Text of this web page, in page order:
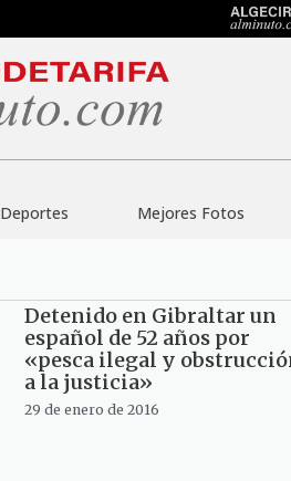
Deportes Mejores Fotos
Detenido en Gibraltar un
español de 52 años por
«pesca ilegal y
a la justicia»
29 de enero de 2016